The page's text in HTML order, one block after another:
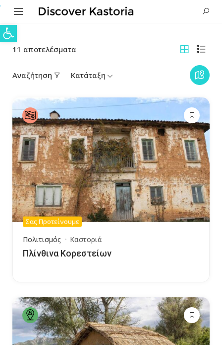
Ανοίξτε τη γραμμή εργαλείων
11 αποτελέσματα
Αναζήτηση Κατάταξη
Σας Προτείνουμε
Πολιτισμός Καστοριά
Πλίνθινα Κορεστείων